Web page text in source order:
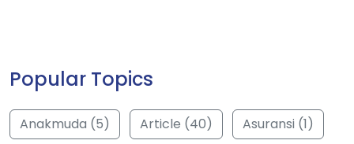
Popular Topics
Anakmuda (5) Article (40)
Asuransi (1)